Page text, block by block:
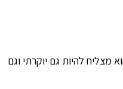
מצליח להיות גם יוקרתי וגם